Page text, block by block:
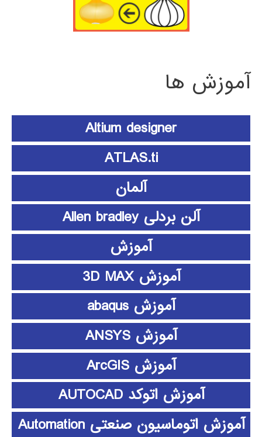
آموزش ها
Altium designer
ATLAS.ti
آلمان
آلن بردلی Allen bradley
آموزش
آموزش 3D MAX
آموزش abaqus
آموزش ANSYS
آموزش ArcGIS
آموزش اتوکد AUTOCAD
آموزش اتوماسیون صنعتی Automation